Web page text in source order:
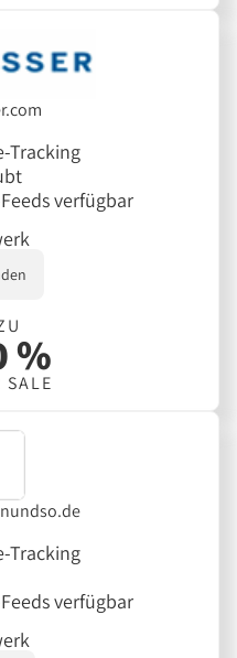
Tracking
verfügbar
%
SALE
Tracking
verfügbar